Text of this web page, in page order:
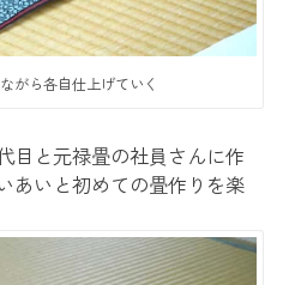
がら各自仕上げていく
目と元禄畳の社員さんに作
あいと初めての畳作りを楽